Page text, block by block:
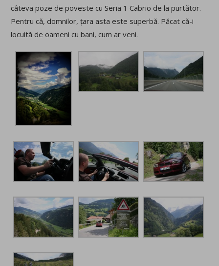
câteva poze de poveste cu Seria 1 Cabrio de la purtător.
Pentru că, domnilor, țara asta este superbă. Păcat că-i
locuită de oameni cu bani, cum ar veni.